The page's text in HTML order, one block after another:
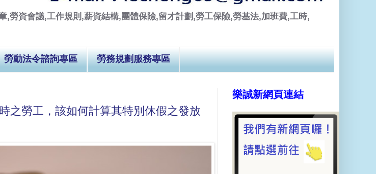
勞資會議,工作規則,薪資結構,團體保險,留才計劃,勞工保險,勞基法,加班費,工時,
勞動法令諮詢專區 勞務規劃服務專區
之勞工，該如何計算其特別休假之發放
樂誠新網頁連結